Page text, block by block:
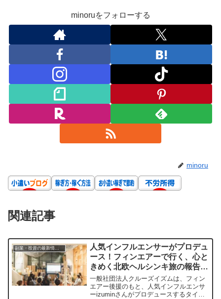
minoruをフォローする
minoru
関連記事
副業・投資の最新情報まとめ
人気インフルエンサーがプロデュ
ース！フィンエアーで行く、心と
きめく北欧ヘルシンキ旅の報告会
が開催されました
一般社団法人クルーズイズムは、フィン
エアー後援のもと、人気インフルエンサ
ーizuminさんがプロデュースするタイア